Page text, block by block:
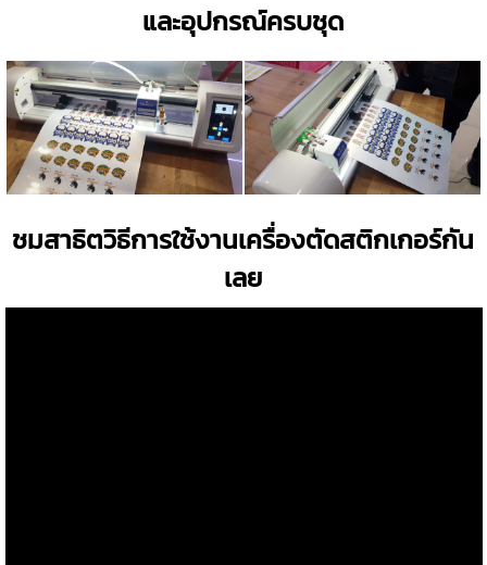
และอุปกรณ์ครบชุด
ชมสาธิตวิธีการใช้งานเครื่องตัดสติกเกอร์กัน
เลย